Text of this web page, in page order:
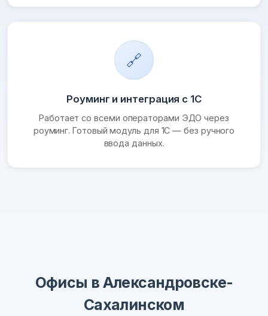
🔗
Роуминг и интеграция с 1С
Работает со всеми операторами ЭДО через
роуминг. Готовый модуль для 1С — без ручного
ввода данных.
Офисы в Александровске-
Сахалинском